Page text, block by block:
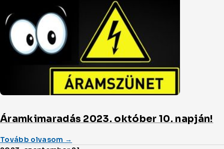
Áramkimaradás 2023. október 10. napján!
Tovább olvasom (a/az)
→